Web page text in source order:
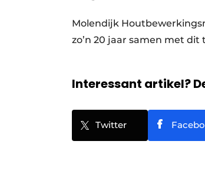
Molendijk
zo’n 20 jaar samen met
Interessant artikel?
Twitter